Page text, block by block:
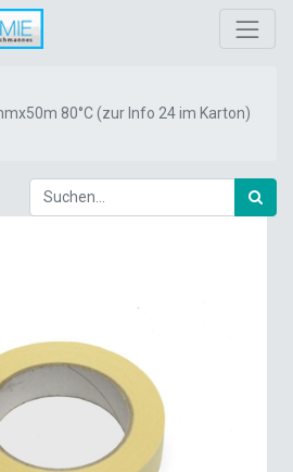
80°C (zur Info 24 im Karton)